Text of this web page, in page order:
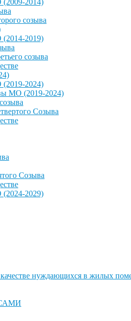
2014)
созыва
2019)
созыва
2024)
МО (2019-2024)
Созыва
Созыва
2029)
нуждающихся в жилых